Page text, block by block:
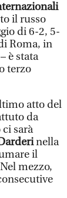
il russo
di 6-2, 5-
Roma, in
è stata
terzo
atto del
da
sarà
nella
il
mezzo,